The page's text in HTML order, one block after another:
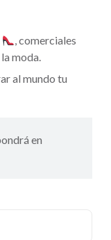
, comerciales
moda.
al mundo tu
en